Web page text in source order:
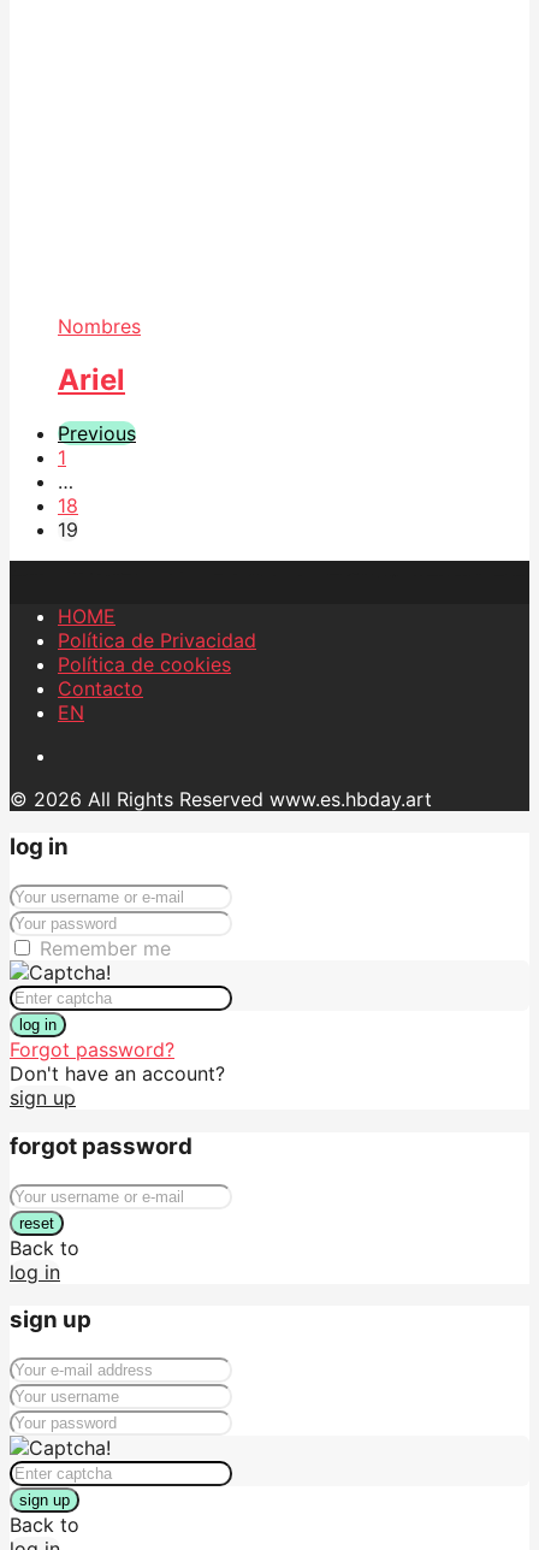
Nombres
Ariel
Previous
1
…
18
19
HOME
Política de Privacidad
Política de cookies
Contacto
EN
© 2026 All Rights Reserved www.es.hbday.art
log in
Remember me
log in
Forgot password?
Don't have an account?
sign up
forgot password
reset
Back to
log in
sign up
sign up
Back to